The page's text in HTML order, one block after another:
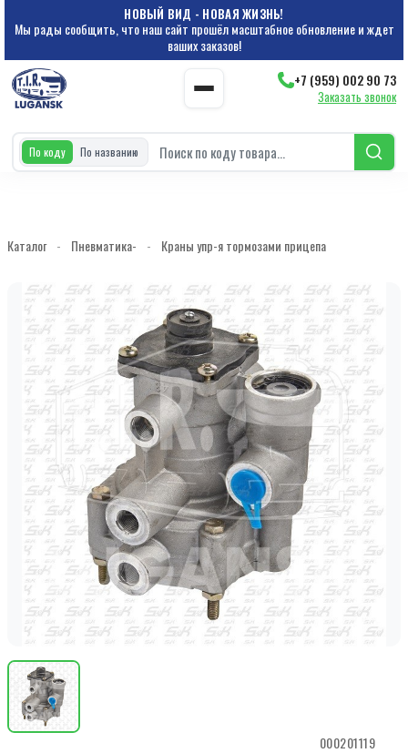
НОВЫЙ ВИД - НОВАЯ ЖИЗНЬ!
Мы рады сообщить, что наш сайт прошёл масштабное обновление и ждет
ваших заказов!
+7 (959) 002 90 73
Заказать звонок
По коду По названию
Каталог - Пневматика- - Краны упр-я тормозами прицепа
000201119